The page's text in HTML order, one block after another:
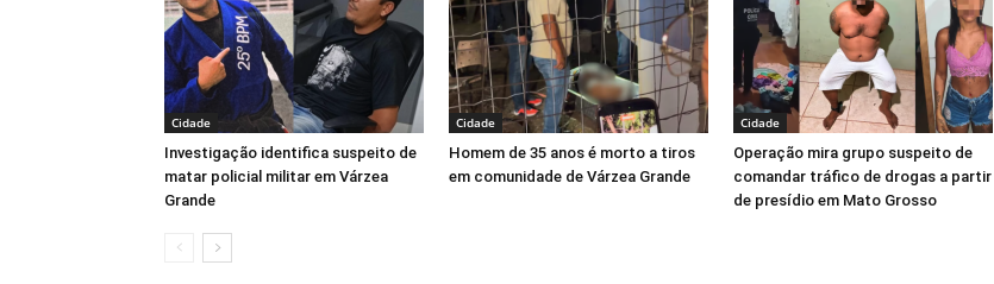
Cidade
Investigação identifica suspeito de
matar policial militar em Várzea
Grande
Cidade
Homem de 35 anos é morto a tiros
em comunidade de Várzea Grande
Cidade
Operação mira grupo suspeito de
comandar tráfico de drogas a partir
de presídio em Mato Grosso